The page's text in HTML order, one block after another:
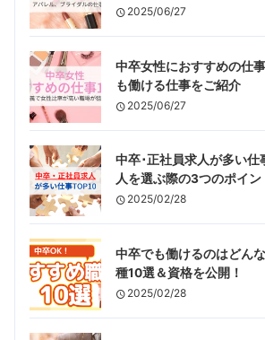
2025/06/27
中卒女性におすすめの仕
も働ける仕事をご紹介
2025/06/27
中卒･正社員求人が多い仕
人を選ぶ際の3つのポイン
2025/02/28
中卒でも働けるのはどん
種10選＆資格を公開！
2025/02/28